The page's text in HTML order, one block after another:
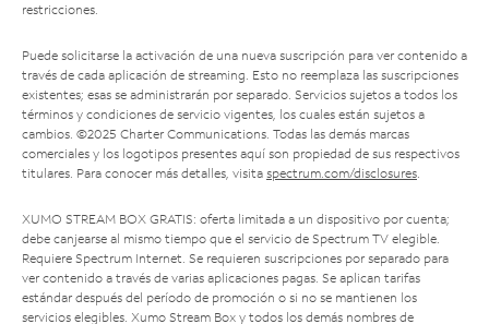
restricciones.
Puede solicitarse la activación de una nueva suscripción para ver contenido a
través de cada aplicación de streaming. Esto no reemplaza las suscripciones
existentes; esas se administrarán por separado. Servicios sujetos a todos los
términos y condiciones de servicio vigentes, los cuales están sujetos a
cambios. ©2025 Charter Communications. Todas las demás marcas
comerciales y los logotipos presentes aquí son propiedad de sus respectivos
titulares. Para conocer más detalles, visita spectrum.com/disclosures.
XUMO STREAM BOX GRATIS: oferta limitada a un dispositivo por cuenta;
debe canjearse al mismo tiempo que el servicio de Spectrum TV elegible.
Requiere Spectrum Internet. Se requieren suscripciones por separado para
ver contenido a través de varias aplicaciones pagas. Se aplican tarifas
estándar después del período de promoción o si no se mantienen los
servicios elegibles. Xumo Stream Box y todos los demás nombres de